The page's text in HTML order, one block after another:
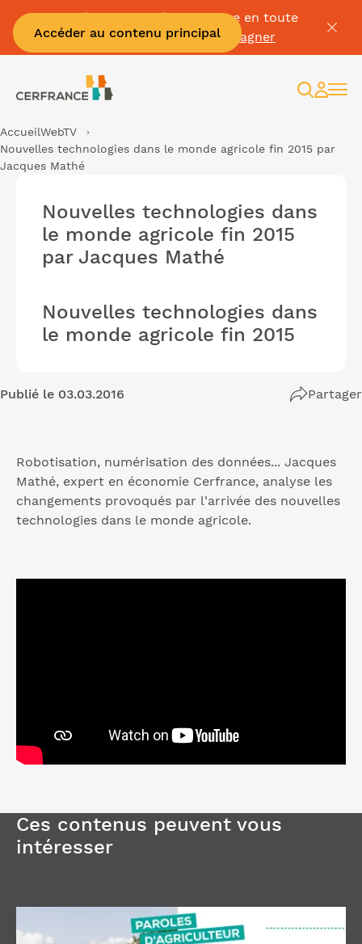
Accéder au contenu principal
Passez à la facture électronique en toute
sérénité :Je me fais accompagner
AccueilWebTV
Nouvelles technologies dans le monde agricole fin 2015 par
Jacques Mathé
Nouvelles technologies dans
le monde agricole fin 2015
par Jacques Mathé
Nouvelles technologies dans
le monde agricole fin 2015
Publié le 03.03.2016 Partager
Robotisation, numérisation des données... Jacques
Mathé, expert en économie Cerfrance, analyse les
changements provoqués par l'arrivée des nouvelles
technologies dans le monde agricole.
Ces contenus peuvent vous
intéresser